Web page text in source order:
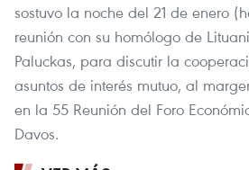
sostuvo la noche del 21 de enero
reunión con su homólogo de
Paluckas, para discutir la
asuntos de interés mutuo, al
en la 55 Reunión del Foro
Davos.